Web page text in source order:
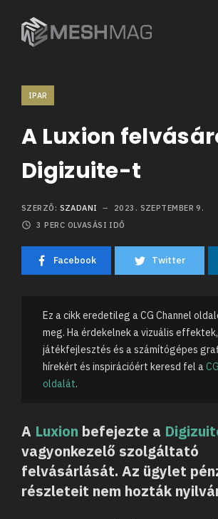
IPAR
A Luxion
Digizuite-t
SZERZŐ: SZADANI
2023. SZEPTEMBER 9.
3 PERC OLVASÁSI IDŐ
Facebook Twitter
Ez a cikk eredetileg a CG Channel
meg. Ha érdekelnek a vizuális
játékfejlesztés és a számítógépes
hírekért és inspirációért keresd fel a
oldalát.
A Luxion befejezte a
vagyonkezelő szolgáltató
felvásárlását. Az ügylet
részleteit nem hozták